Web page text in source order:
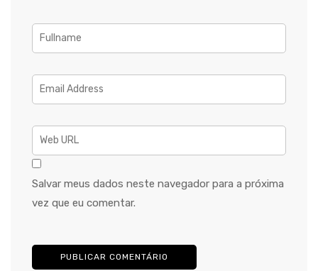
Salvar meus dados neste navegador para a próxima
vez que eu comentar.